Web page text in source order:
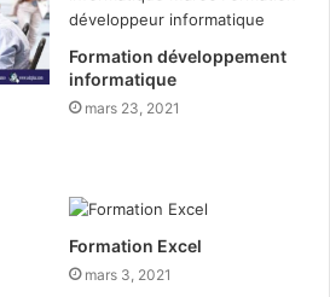
Formation développement
informatique
mars 23, 2021
Formation Excel
mars 3, 2021